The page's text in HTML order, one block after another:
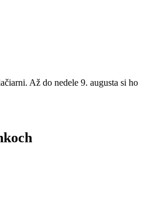
Až do nedele 9. augusta si ho